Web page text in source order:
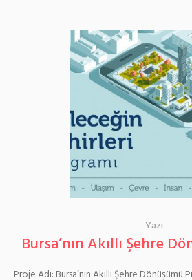
Yazı
Bursa’nın Akıllı Şehre
Proje Adı: Bursa’nın Akıllı Şehre